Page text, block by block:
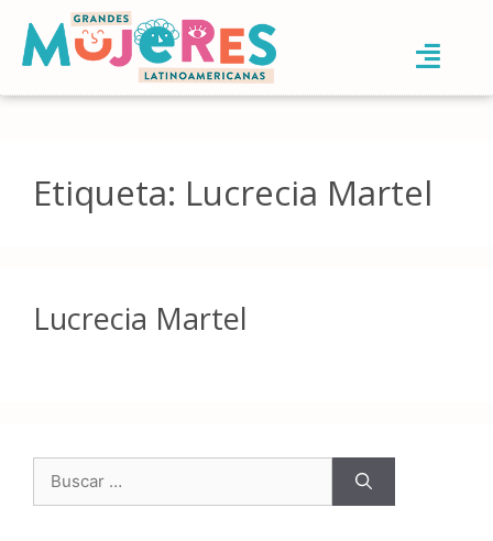
Etiqueta: Lucrecia Martel
Lucrecia Martel